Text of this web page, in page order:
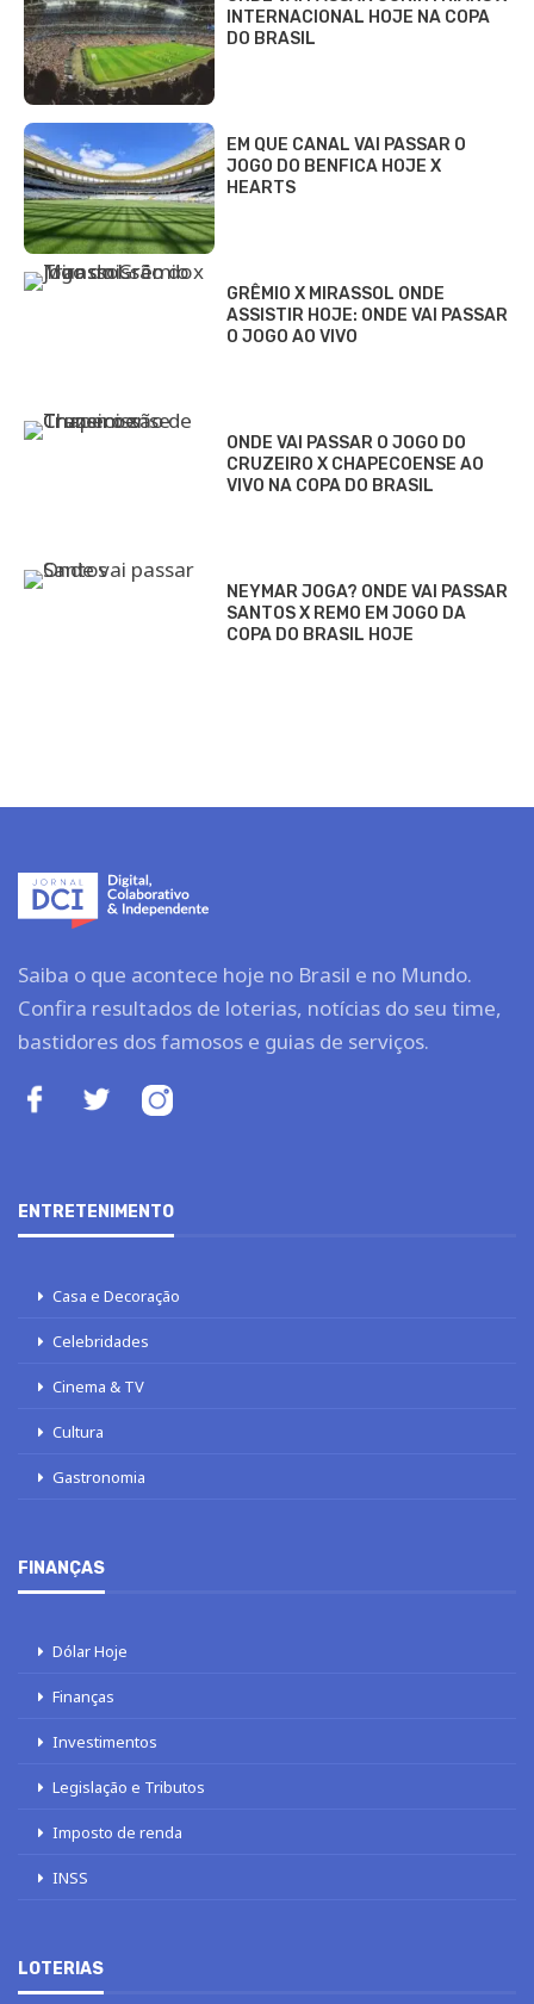
INTERNACIONAL HOJE NA COPA
DO BRASIL
EM QUE CANAL VAI PASSAR O
JOGO DO BENFICA HOJE X
HEARTS
GRÊMIO X MIRASSOL ONDE
ASSISTIR HOJE: ONDE VAI PASSAR
O JOGO AO VIVO
ONDE VAI PASSAR O JOGO DO
CRUZEIRO X CHAPECOENSE AO
VIVO NA COPA DO BRASIL
NEYMAR JOGA? ONDE VAI PASSAR
SANTOS X REMO EM JOGO DA
COPA DO BRASIL HOJE
Saiba o que acontece hoje no Brasil e no Mundo.
Confira resultados de loterias, notícias do seu time,
bastidores dos famosos e guias de serviços.
ENTRETENIMENTO
Casa e Decoração
Celebridades
Cinema & TV
Cultura
Gastronomia
FINANÇAS
Dólar Hoje
Finanças
Investimentos
Legislação e Tributos
Imposto de renda
INSS
LOTERIAS